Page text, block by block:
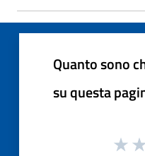
Quanto sono
su questa